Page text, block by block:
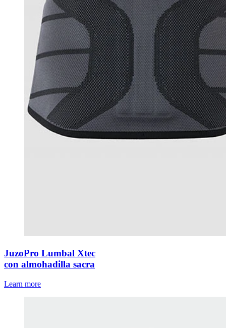
JuzoPro Lumbal Xtec
con almohadilla sacra
Learn more